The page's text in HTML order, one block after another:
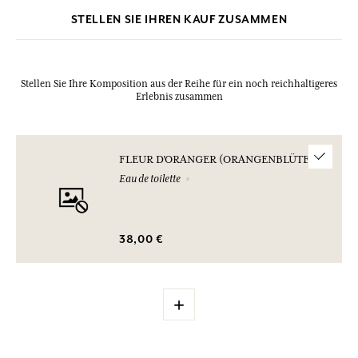
STELLEN SIE IHREN KAUF ZUSAMMEN
Stellen Sie Ihre Komposition aus der Reihe für ein noch reichhaltigeres
Erlebnis zusammen
FLEUR D'ORANGER (ORANGENBLÜTE)
Eau de toilette
38,00 €
+